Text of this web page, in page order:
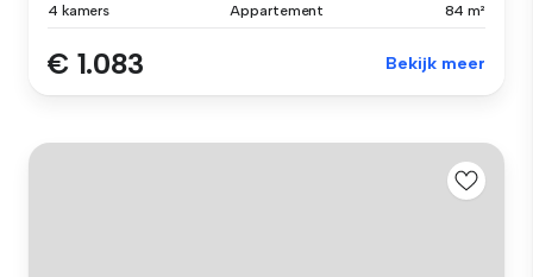
4 kamers Appartement 84 m²
€ 1.083 Bekijk meer